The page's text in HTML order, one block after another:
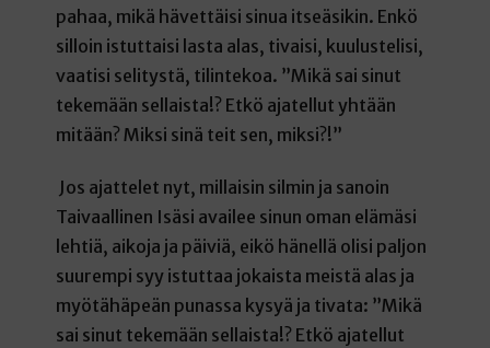
pahaa, mikä hävettäisi sinua itseäsikin. Enkö
silloin istuttaisi lasta alas, tivaisi, kuulustelisi,
vaatisi selitystä, tilintekoa. ”Mikä sai sinut
tekemään sellaista!? Etkö ajatellut yhtään
mitään? Miksi sinä teit sen, miksi?!”
Jos ajattelet nyt, millaisin silmin ja sanoin
Taivaallinen Isäsi availee sinun oman elämäsi
lehtiä, aikoja ja päiviä, eikö hänellä olisi paljon
suurempi syy istuttaa jokaista meistä alas ja
myötähäpeän punassa kysyä ja tivata: ”Mikä
sai sinut tekemään sellaista!? Etkö ajatellut